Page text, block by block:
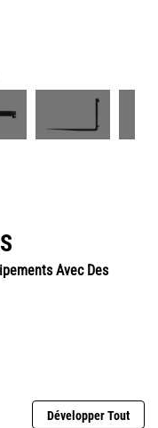
Avec Des
Développer Tout